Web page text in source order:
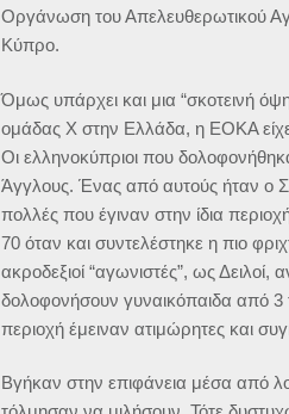
Οργάνωση του Απελευθερωτικού
Κύπρο.
Όμως υπάρχει και μια “σκοτεινή
ομάδας Χ στην Ελλάδα, η ΕΟΚΑ είχε
Οι ελληνοκύπριοι που
Άγγλους. Ένας από αυτούς ήταν ο
πολλές που έγιναν στην ίδια
70 όταν και συντελέστηκε η πιο
ακροδεξιοί “αγωνιστές”, ως
δολοφονήσουν γυναικόπαιδα από 3
περιοχή έμειναν ατιμώρητες και
Βγήκαν στην επιφάνεια μέσα από